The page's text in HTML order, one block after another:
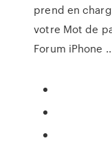
prend en
votre Mot de
Forum iPhone